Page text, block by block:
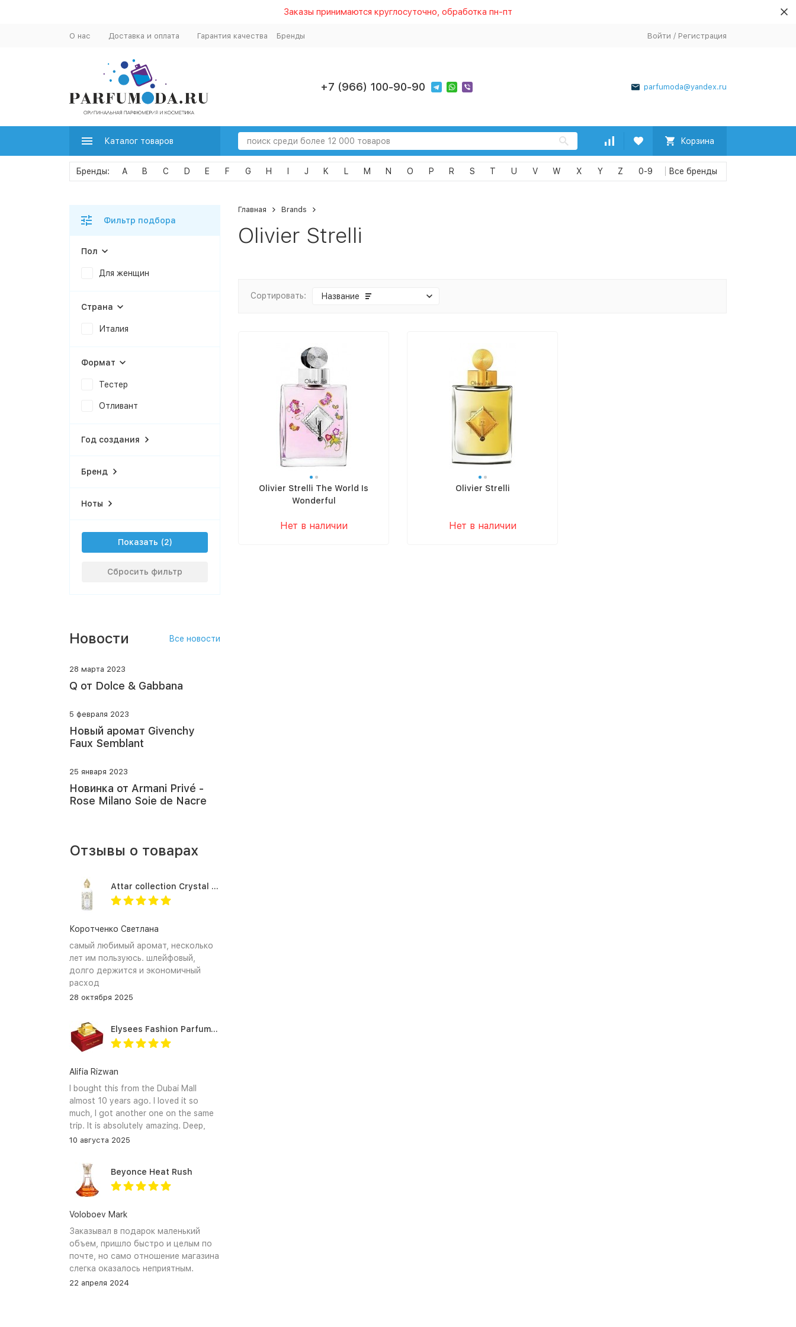
Заказы принимаются круглосуточно, обработка пн-пт
О нас Доставка и оплата Гарантия качества Бренды Войти / Регистрация
+7 (966) 100-90-90 parfumoda@yandex.ru
Каталог товаров Корзина
A B C D E F G H J K L M N O P R S T U V W X Y Z 0-9
Главная Brands
Olivier Strelli
Сортировать: Название
Olivier Strelli The World Is
Wonderful
Нет в наличии
Olivier Strelli
Нет в наличии
Фильтр подбора
Пол
Для женщин
Страна
Италия
Формат
Тестер
Отливант
Год создания
Бренд
Ноты
Показать
Сбросить фильтр
Новости Все новости
28 марта 2023
Q от Dolce & Gabbana
5 февраля 2023
Новый аромат Givenchy
Faux Semblant
25 января 2023
Новинка от Armani Privé -
Rose Milano Soie de Nacre
Отзывы о товарах
Attar collection Crystal love for her
Коротченко Светлана
самый любимый аромат, несколько
лет им пользуюсь. шлейфовый,
долго держится и экономичный
расход
28 октября 2025
Elysees Fashion Parfums Purity Vanilla
Alifia Rizwan
I bought this from the Dubai Mall
almost 10 years ago. I loved it so
much, I got another one on the same
trip. It is absolutely amazing. Deep,
enchanting notes that linger on the
find it again.
10 августа 2025
Beyonce Heat Rush
Voloboev Mark
Заказывал в подарок маленький
объем, пришло быстро и целым по
почте, но само отношение магазина
слегка оказалось неприятным.
Сначала обещали связться, но
22 апреля 2024